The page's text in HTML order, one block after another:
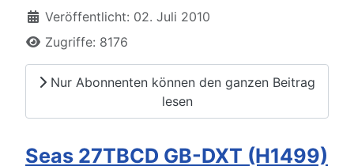
Veröffentlicht: 02. Juli 2010
Zugriffe: 8176
Nur Abonnenten können den ganzen Beitrag
lesen
Seas 27TBCD GB-DXT (H1499)